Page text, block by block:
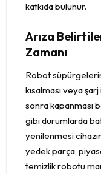
katkıda bulunur.
Arıza
Zamanı
Robot
kısalması veya
sonra kapanması
gibi durumlarda
yenilenmesi
yedek parça,
temizlik robotu